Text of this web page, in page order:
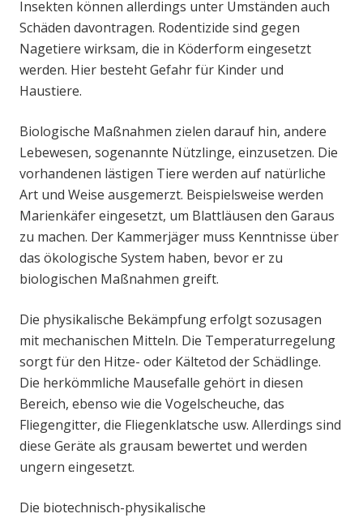
Insekten können allerdings unter Umständen auch
Schäden davontragen. Rodentizide sind gegen
Nagetiere wirksam, die in Köderform eingesetzt
werden. Hier besteht Gefahr für Kinder und
Haustiere.
Biologische Maßnahmen zielen darauf hin, andere
Lebewesen, sogenannte Nützlinge, einzusetzen. Die
vorhandenen lästigen Tiere werden auf natürliche
Art und Weise ausgemerzt. Beispielsweise werden
Marienkäfer eingesetzt, um Blattläusen den Garaus
zu machen. Der Kammerjäger muss Kenntnisse über
das ökologische System haben, bevor er zu
biologischen Maßnahmen greift.
Die physikalische Bekämpfung erfolgt sozusagen
mit mechanischen Mitteln. Die Temperaturregelung
sorgt für den Hitze- oder Kältetod der Schädlinge.
Die herkömmliche Mausefalle gehört in diesen
Bereich, ebenso wie die Vogelscheuche, das
Fliegengitter, die Fliegenklatsche usw. Allerdings sind
diese Geräte als grausam bewertet und werden
ungern eingesetzt.
Die biotechnisch-physikalische